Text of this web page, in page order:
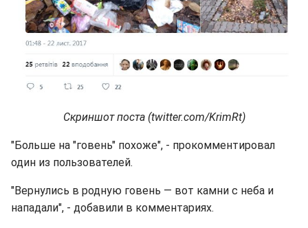
Скриншот поста (twitter.com/KrimRt)
"Больше на "говень" похоже", - прокомментировал
один из пользователей.
"Вернулись в родную говень — вот камни с неба и
нападали", - добавили в комментариях.